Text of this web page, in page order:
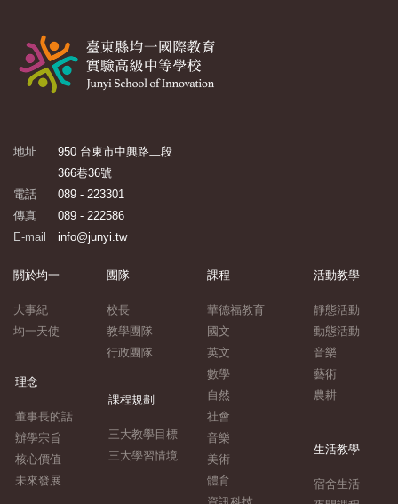
地址
950 台東市中興路二段
366巷36號
電話
089 - 223301
傳真
089 - 222586
E-mail
info@junyi.tw
關於均一
大事紀
均一天使
理念
董事長的話
辦學宗旨
核心價值
未來發展
團隊
校長
教學團隊
行政團隊
課程規劃
三大教學目標
三大學習情境
課程
華德福教育
國文
英文
數學
自然
社會
音樂
美術
體育
活動教學
靜態活動
動態活動
音樂
藝術
農耕
生活教學
宿舍生活